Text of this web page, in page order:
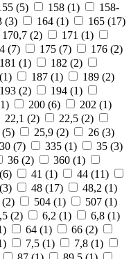
(5) 158 (1)
158-
(3) 164 (1) 165 (17)
170,7 (2) 171 (1)
(7) 175 (7) 176 (2)
181 (1) 182 (2)
1) 187 (1) 189 (2)
193 (2) 194 (1)
1) 200 (6) 202 (1)
22,1 (2) 22,5 (2)
(5) 25,9 (2) 26 (3)
30 (7) 335 (1) 35 (3)
36 (2) 360 (1)
6) 41 (1) 44 (11)
3) 48 (17) 48,2 (1)
(2) 504 (1) 507 (1)
(2) 6,2 (1) 6,8 (1)
) 64 (1) 66 (2)
) 7,5 (1) 7,8 (1)